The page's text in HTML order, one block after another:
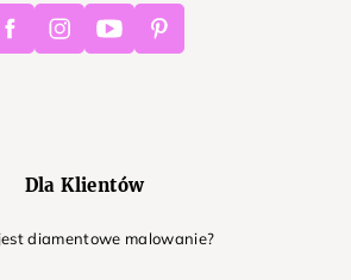
FacebookInstagramYoutube Pinterest
Dla Klientów
diamentowe malowanie?